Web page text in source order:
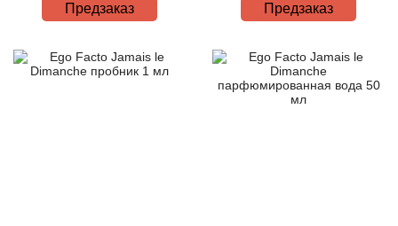
Предзаказ
Предзаказ